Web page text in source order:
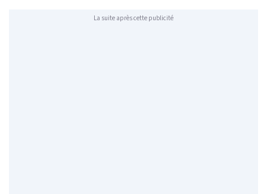
La suite après cette publicité